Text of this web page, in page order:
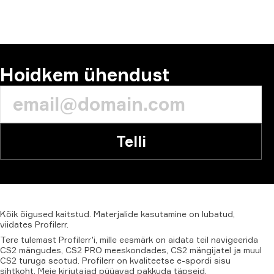
Hoidkem ühendust
Telli
Kõik õigused kaitstud. Materjalide kasutamine on lubatud,
viidates Profilerr.
Tere tulemast Profilerr'i, mille eesmärk on aidata teil navigeerida
CS2 mängudes, CS2 PRO meeskondades, CS2 mängijatel ja muul
CS2 turuga seotud. Profilerr on kvaliteetse e-spordi sisu
sihtkoht. Meie kirjutajad püüavad pakkuda täpseid,